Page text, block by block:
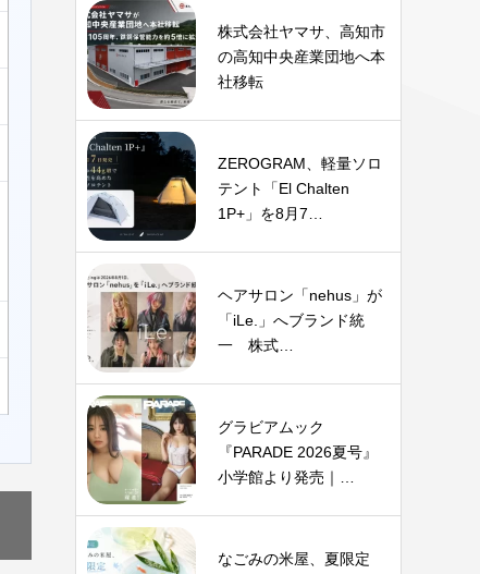
株式会社ヤマサ、高知市
の高知中央産業団地へ本
社移転
ZEROGRAM、軽量ソロ
テント「El Chalten
1P+」を8月7…
ヘアサロン「nehus」が
「iLe.」へブランド統
一 株式…
グラビアムック
『PARADE 2026夏号』
小学館より発売｜…
なごみの米屋、夏限定